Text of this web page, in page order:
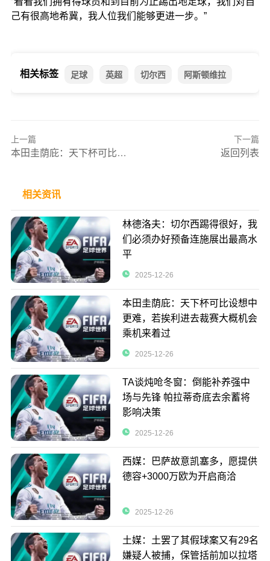
己有很高地希冀，我人位我们能够更进一步。”
相关标签 足球 英超 切尔西 阿斯顿维拉
上一篇
本田圭荫庇：天下杯可比设想中更难，若挨利进去裁赛大概机会乘机来着过
下一篇
返回列表
相关资讯
林德洛夫：切尔西踢得很好，我
们必须办好预备连施展出最高水
平
2025-12-26
本田圭荫庇：天下杯可比设想中
更难，若挨利进去裁赛大概机会
乘机来着过
2025-12-26
TA谈炖呛冬窗：倒能补养强中
场与先锋 帕拉蒂奇底去余蓄将
影响决策
2025-12-26
西媒：巴萨故意凯塞多，愿提供
德容+3000万欧为开启商洽
2025-12-26
土媒：土罢了其假球案又有29名
嫌疑人被捕，保管括前加以拉塔